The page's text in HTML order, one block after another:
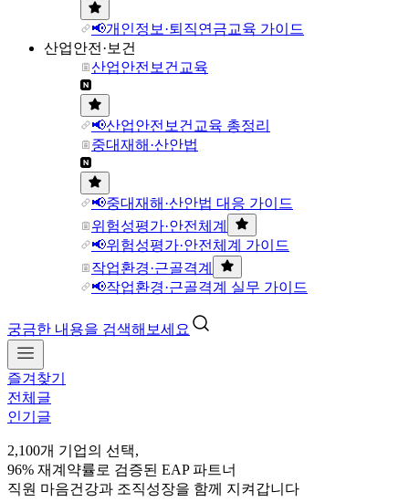
📢개인정보·퇴직연금교육 가이드
산업안전·보건
산업안전보건교육
📢산업안전보건교육 총정리
중대재해·산안법
📢중대재해·산안법 대응 가이드
위험성평가·안전체계
📢위험성평가·안전체계 가이드
작업환경·근골격계
📢작업환경·근골격계 실무 가이드
궁금한 내용을 검색해보세요
즐겨찾기
전체글
인기글
2,100개 기업의 선택,
96% 재계약률로 검증된 EAP 파트너
직원 마음건강과 조직성장을 함께 지켜갑니다